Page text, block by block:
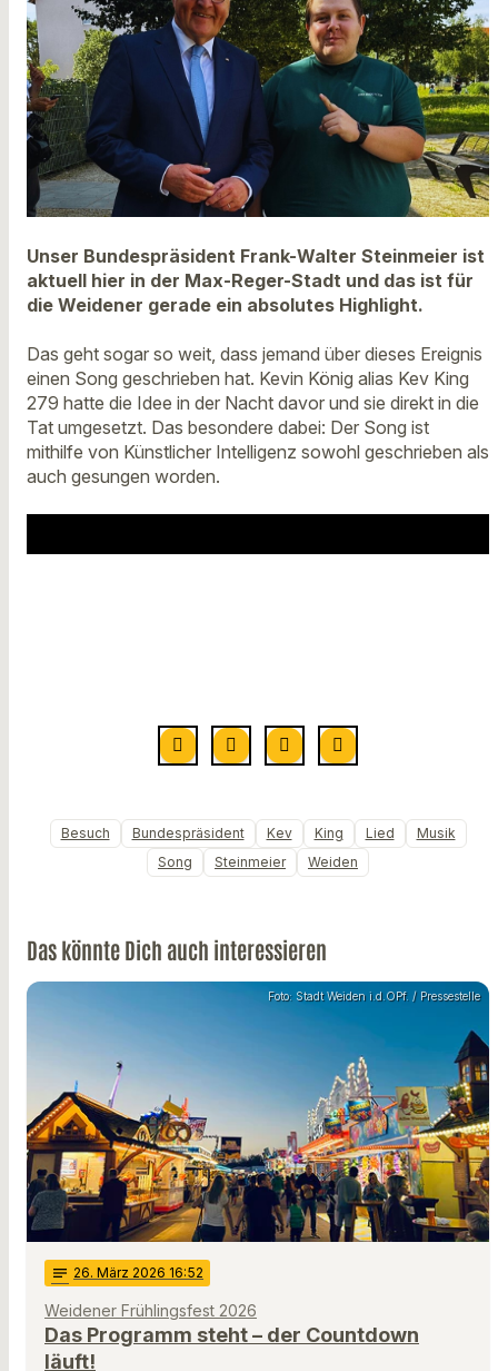
Unser Bundespräsident Frank-Walter Steinmeier ist
aktuell hier in der Max-Reger-Stadt und das ist für
die Weidener gerade ein absolutes Highlight.
Das geht sogar so weit, dass jemand über dieses Ereignis
einen Song geschrieben hat. Kevin König alias Kev King
279 hatte die Idee in der Nacht davor und sie direkt in die
Tat umgesetzt. Das besondere dabei: Der Song ist
mithilfe von Künstlicher Intelligenz sowohl geschrieben als
auch gesungen worden.
Besuch Bundespräsident Kev King Lied
Musik
Song
Steinmeier Weiden
Das könnte Dich auch interessieren
Foto: Stadt Weiden i.d.OPf. / Pressestelle
notes 26. März 2026 16:52
Weidener Frühlingsfest 2026
Das Programm steht – der Countdown
läuft!